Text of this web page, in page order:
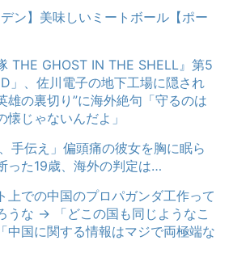
ン】美味しいミートボール【ポー
THE GHOST IN THE SHELL』第5
」、佐川電子の地下工場に隠され
雄の裏切り”に海外絶句「守るのは
じゃないんだよ」
手伝え」偏頭痛の彼女を胸に眠ら
った19歳、海外の判定は…
上での中国のプロパガンダ工作って
うな → 「どこの国も同じようなこ
中国に関する情報はマジで両極端な